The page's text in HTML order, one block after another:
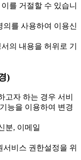
를 거절할 수 있습니
의를 사용하여 이용신
의 내용을 허위로 기
)
고자 하는 경우 서비
능을 이용하여 변경
분, 이메일
비스 권한설정을 위